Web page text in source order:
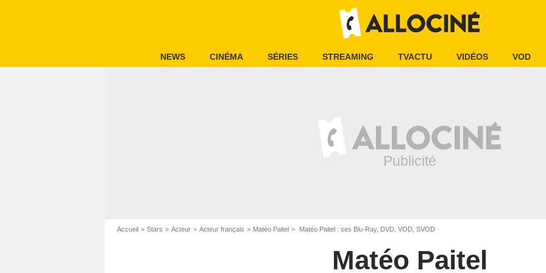
NEWS CINÉMA SÉRIES STREAMING TVACTU VIDÉOS VOD
Accueil Stars Acteur Acteur français Matéo Paitel Matéo Paitel : ses Blu-Ray, DVD, VOD, SVOD
Matéo Paitel